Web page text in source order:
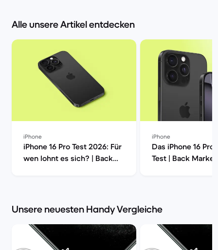
Alle unsere Artikel entdecken
iPhone
iPhone 16 Pro Test 2026: Für
wen lohnt es sich? | Back
iPhone
Das iPhone 16 Pro
Test | Back Market
Unsere neuesten Handy Vergleiche